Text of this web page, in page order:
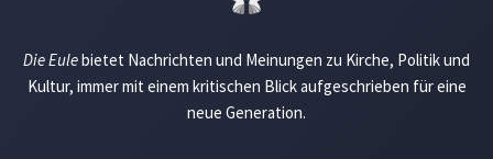
Die Eulebietet Nachrichten und Meinungen zu Kirche, Politik und
Kultur, immer mit einem kritischen Blick aufgeschrieben für eine
neue Generation.